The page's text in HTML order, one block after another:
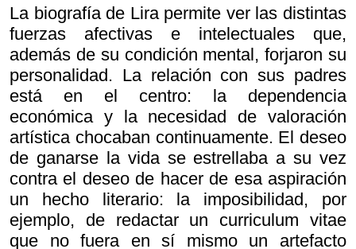
La biografía de Lira permite ver las distintas
fuerzas afectivas e intelectuales que,
además de su condición mental, forjaron su
personalidad. La relación con sus padres
está en el centro: la dependencia
económica y la necesidad de valoración
artística chocaban continuamente. El deseo
de ganarse la vida se estrellaba a su vez
contra el deseo de hacer de esa aspiración
un hecho literario: la imposibilidad, por
ejemplo, de redactar un curriculum vitae
que no fuera en sí mismo un artefacto